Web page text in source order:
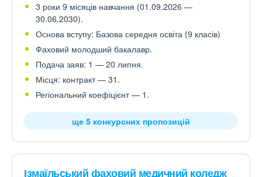
3 роки 9 місяців навчання (01.09.2026 —
30.06.2030).
Основа вступу: Базова середня освіта (9 класів)
Фаховий молодший бакалавр.
Подача заяв: 1 — 20 липня.
Місця: контракт — 31.
Регіональний коефіцієнт — 1.
ще 5 конкурсних пропозицій
Ізмаїльський фаховий медичний коледж